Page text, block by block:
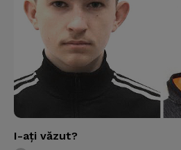
I-aţi văzut?